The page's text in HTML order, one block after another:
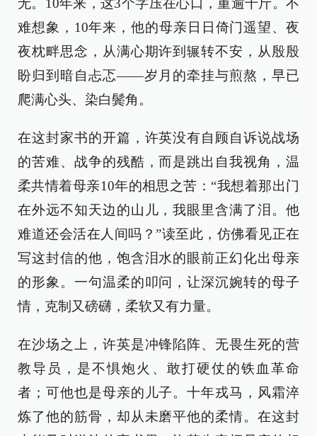
无。10年来，这3个字压在心口，重逾千斤。不
难想象，10年来，他的母亲日日倚门遥望、夜
夜枕畔思念，从满心期许到辗转不安，从殷殷
盼归到暗自忐忑——岁月的牵挂与煎熬，早已
爬满心头、染白鬓角。
在这封家书的开篇，许英没有自顾自诉说战场
的苦难、战争的残酷，而是跳出自我视角，温
柔共情着母亲10年的相思之苦：“我想着那出门
在外远不知天边的山儿，我眼里含满了泪。他
难道还会活在人间吗？”读至此，仿佛看见正在
写这封信的他，饱含泪水的眼前正幻化出母亲
的形象。一句温柔的叩问，让深沉婉转的母子
情，克制又磅礴，柔软又有力量。
在沙场之上，许英是冲锋陷阵、无畏生死的营
教导员，是不惧炮火、敢打硬仗的铁血革命
者；可他也是母亲的儿子。十年戎马，风霜淬
炼了他的筋骨，却从未磨平他的柔情。在这封